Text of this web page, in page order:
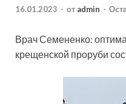
16.01.2023 - от admin -
Врач Семененко:
крещенской проруби